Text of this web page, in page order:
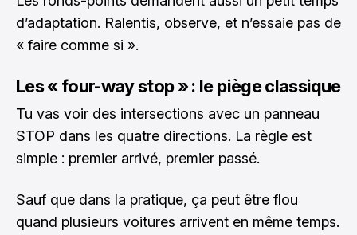
d’adaptation. Ralentis, observe, et n’essaie pas de
« faire comme si ».
Les « four-way stop » : le piège classique
Tu vas voir des intersections avec un panneau
STOP dans les quatre directions. La règle est
simple : premier arrivé, premier passé.
Sauf que dans la pratique, ça peut être flou
quand plusieurs voitures arrivent en même temps.